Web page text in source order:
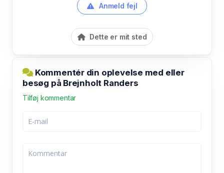
Anmeld fejl
Dette er mit sted
Kommentér din oplevelse med eller
besøg på Brejnholt Randers
Tilføj kommentar